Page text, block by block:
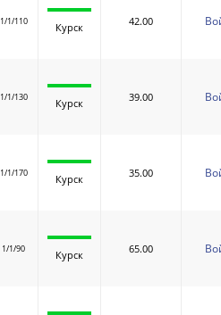
1/1/110 Курск 42.00
1/1/130 Курск 39.00
1/1/170 Курск 35.00
1/1/90 Курск 65.00